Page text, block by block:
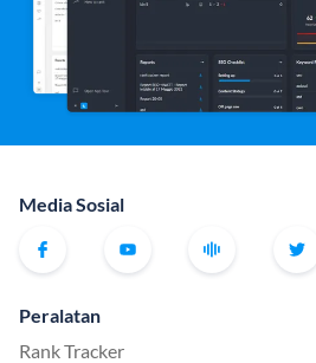
Media Sosial
Peralatan
Rank Tracker